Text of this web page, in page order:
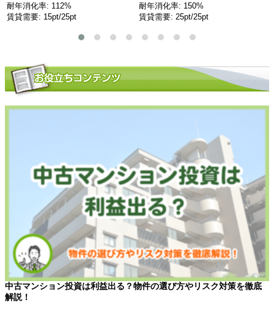
耐年消化率: 112%
賃貸需要: 15pt/25pt
耐年消化率: 150%
賃貸需要: 25pt/25pt
中古マンション投資は利益出る？物件の選び方やリスク対策を徹底
解説！